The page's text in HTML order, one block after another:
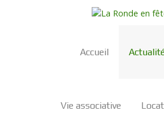
Accueil
Vie associative